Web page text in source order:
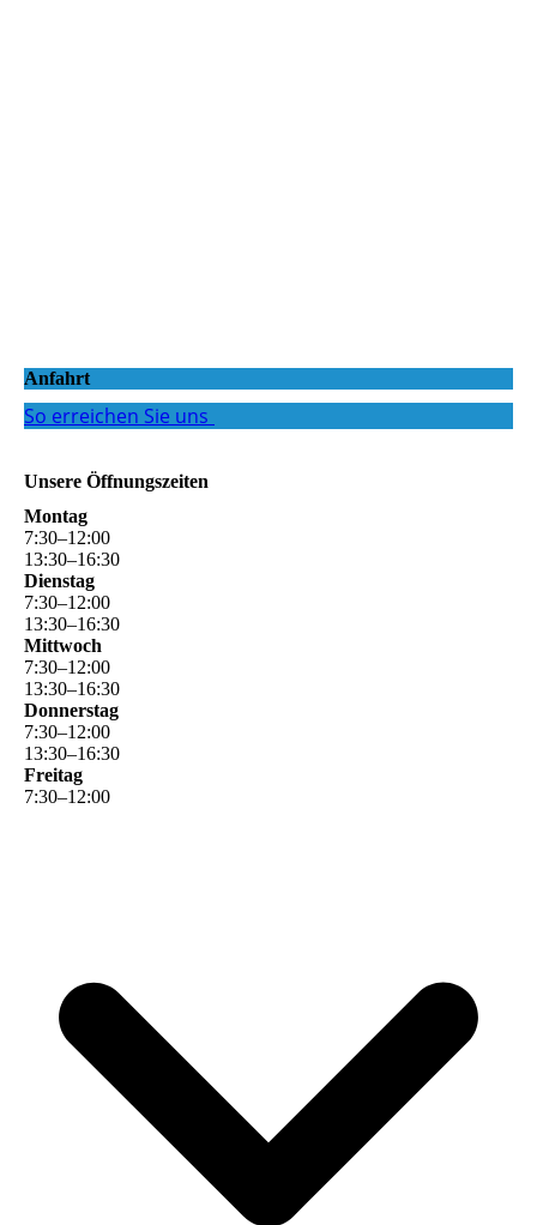
Anfahrt
So erreichen Sie uns
Unsere Öffnungszeiten
Montag
7:30–12:00
13:30–16:30
Dienstag
7:30–12:00
13:30–16:30
Mittwoch
7:30–12:00
13:30–16:30
Donnerstag
7:30–12:00
13:30–16:30
Freitag
7:30–12:00